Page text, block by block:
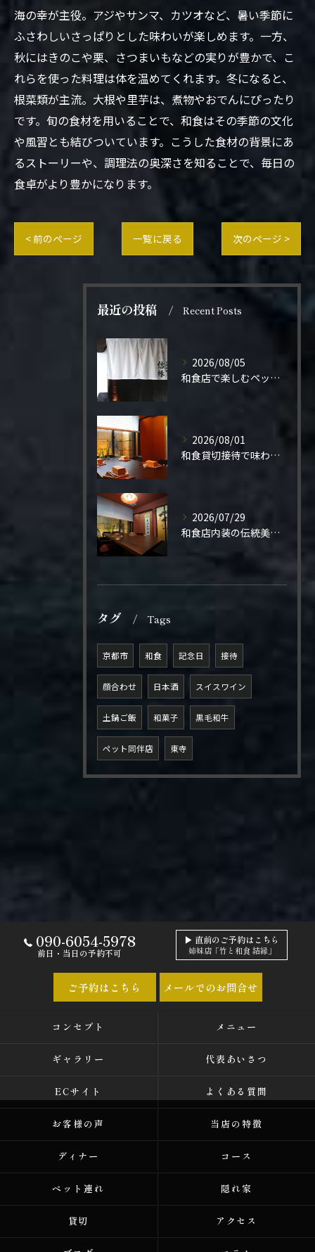
海の幸が主役。アジやサンマ、カツオなど、暑い季節に
ふさわしいさっぱりとした味わいが楽しめます。一方、
秋にはきのこや栗、さつまいもなどの実りが豊かで、こ
れらを使った料理は体を温めてくれます。冬になると、
根菜類が主流。大根や里芋は、煮物やおでんにぴったり
です。旬の食材を用いることで、和食はその季節の文化
や風習とも結びついています。こうした食材の背景にあ
るストーリーや、調理法の奥深さを知ることで、毎日の
食卓がより豊かになります。
< 前のページ 一覧に戻る 次のページ >
最近の投稿 Recent Posts
2026/08/05
和食店で楽しむペット同伴の食事体験
2026/08/01
和食貸切接待で味わう極上の一夜
2026/07/29
和食店内装の伝統美と機能性
タグ Tags
京都市 和食 記念日 接待
顔合わせ 日本酒 スイスワイン
土鍋ご飯 和菓子 黒毛和牛
ペット同伴店 東寺
090-6054-5978
前日・当日の予約不可
▶ 直前のご予約はこちら
姉妹店「竹と和食 結縁」
ご予約はこちら メールでのお問合せ
コンセプト メニュー
ギャラリー 代表あいさつ
ECサイト よくある質問
お客様の声 当店の特徴
ディナー コース
ペット連れ 隠れ家
貸切 アクセス